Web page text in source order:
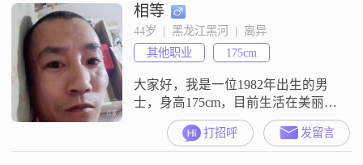
相等
44岁  |  黑龙江黑河  |  离异
其他职业
175cm
大家好，我是一位1982年出生的男
士，身高175cm，目前生活在美丽的
黑河##3002##我的月收入在3000元
以下，虽然不算高薪，但我一直秉
持着勤俭节约的生活态度，觉得简
打招呼 发留言